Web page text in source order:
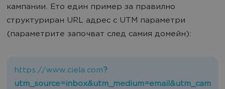
кампании. Ето един пример за правилно
структуриран URL адрес с UTM параметри
(параметрите започват след самия домейн):
https://www.ciela.com?
utm_source=inbox&utm_medium=email&utm_cam